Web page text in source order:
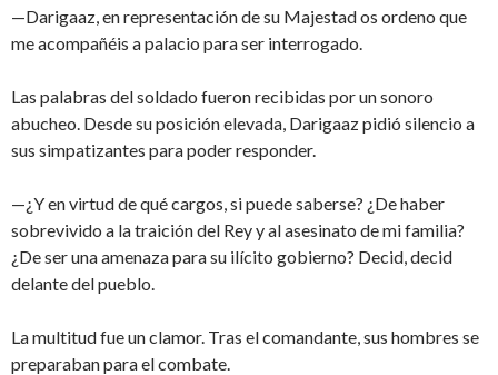
—Darigaaz, en representación de su Majestad os ordeno que
me acompañéis a palacio para ser interrogado.
Las palabras del soldado fueron recibidas por un sonoro
abucheo. Desde su posición elevada, Darigaaz pidió silencio a
sus simpatizantes para poder responder.
—¿Y en virtud de qué cargos, si puede saberse? ¿De haber
sobrevivido a la traición del Rey y al asesinato de mi familia?
¿De ser una amenaza para su ilícito gobierno? Decid, decid
delante del pueblo.
La multitud fue un clamor. Tras el comandante, sus hombres se
preparaban para el combate.